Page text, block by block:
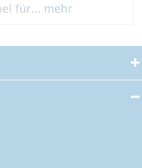
für... mehr